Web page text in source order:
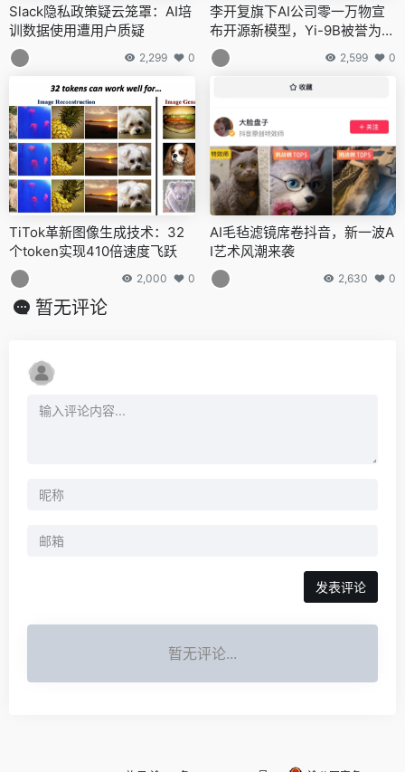
Slack隐私政策疑云笼罩：AI培
训数据使用遭用户质疑
2,299 0
李开复旗下AI公司零一万物宣
布开源新模型，Yi-9B被誉为
“理科状元”
2,599 0
TiTok革新图像生成技术：32
个token实现410倍速度飞跃
2,000 0
AI毛毡滤镜席卷抖音，新一波A
I艺术风潮来袭
2,630 0
暂无评论
发表评论
暂无评论...